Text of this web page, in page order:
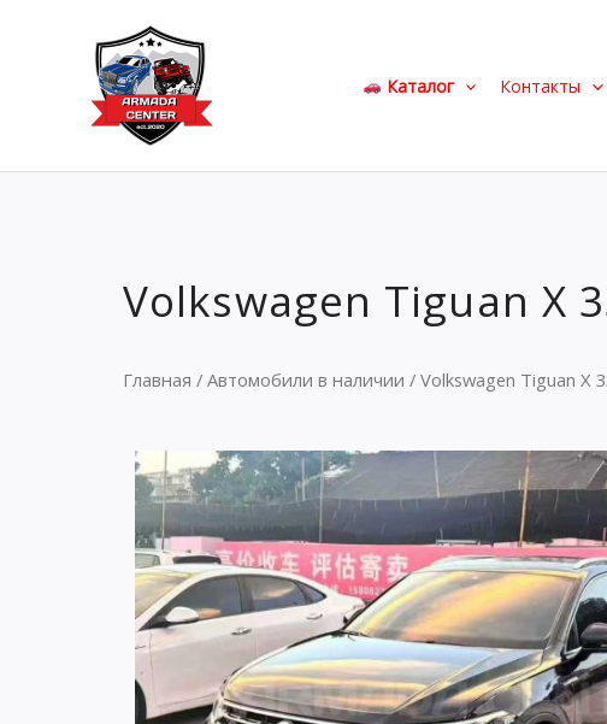
содержимому
Каталог Контакты
Volkswagen Tiguan X
Главная / Автомобили в наличии / Volkswagen Tiguan X